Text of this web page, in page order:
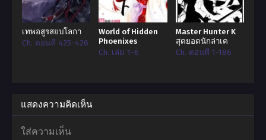
เทพอสูรสยบโลกา
Ch. ตอนที่ 425-426
World of Hidden
Phoenixes
Ch. เล่ม 1-6
Master Hunter K
สุดยอดนักล่าเค
Ch. ตอนที่ 1-186
แสดงความคิดเห็น
ใส่ความเห็น